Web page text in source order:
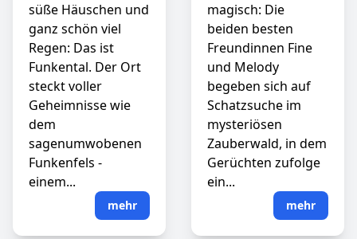
süße Häuschen und
ganz schön viel
Regen: Das ist
Funkental. Der Ort
steckt voller
Geheimnisse wie
dem
sagenumwobenen
Funkenfels -
einem...
mehr
magisch: Die
beiden besten
Freundinnen Fine
und Melody
begeben sich auf
Schatzsuche im
mysteriösen
Zauberwald, in dem
Gerüchten zufolge
ein...
mehr